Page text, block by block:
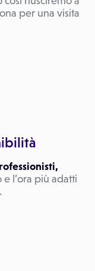
per una visita
l’ora più adatti